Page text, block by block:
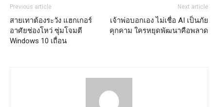
Previous article
สายเทาต้องระวัง แฮกเกอร์
อาศัยช่องโหว่ ซุ่มโจมตี
Windows 10 เถื่อน
Next article
เจ้าพ่อบอกเอง ไม่เชื่อ AI เป็นภัย
คุกคาม ใครหยุดพัฒนาคือพลาด